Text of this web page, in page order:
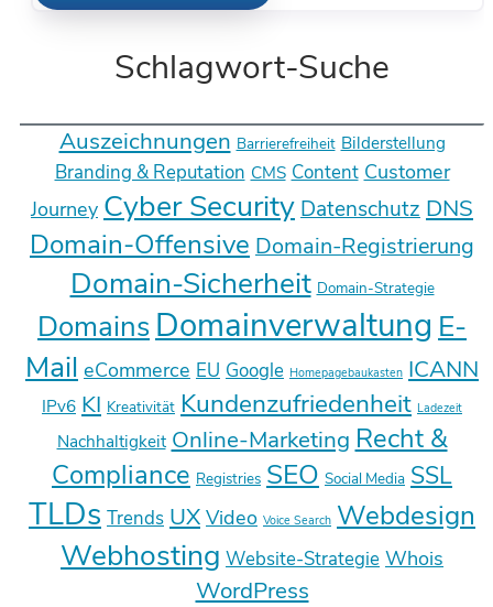
Schlagwort-Suche
Auszeichnungen Barrierefreiheit Bilderstellung
Branding & Reputation CMS Content Customer
Journey Cyber Security Datenschutz DNS
Domain-Offensive Domain-Registrierung
Domain-Sicherheit Domain-Strategie
Domains Domainverwaltung E-
Mail eCommerce EU Google Homepagebaukasten ICANN
IPv6 KI Kreativität Kundenzufriedenheit Ladezeit
Nachhaltigkeit Online-Marketing Recht &
Compliance Registries SEO Social Media SSL
TLDs Trends UX Video Voice Search Webdesign
Webhosting Website-Strategie Whois
WordPress